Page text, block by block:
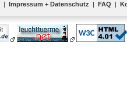
| Impressum + Datenschutz | FAQ |